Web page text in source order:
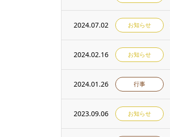
2024.07.02 お知らせ
2024.02.16 お知らせ
2024.01.26 行事
2023.09.06 お知らせ